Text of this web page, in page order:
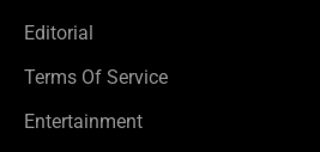
Editorial
Terms Of Service
Entertainment